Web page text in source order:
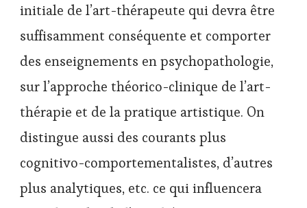
initiale de l’art-thérapeute qui devra être
suffisamment conséquente et comporter
des enseignements en psychopathologie,
sur l’approche théorico-clinique de l’art-
thérapie et de la pratique artistique. On
distingue aussi des courants plus
cognitivo-comportementalistes, d’autres
plus analytiques, etc. ce qui influencera